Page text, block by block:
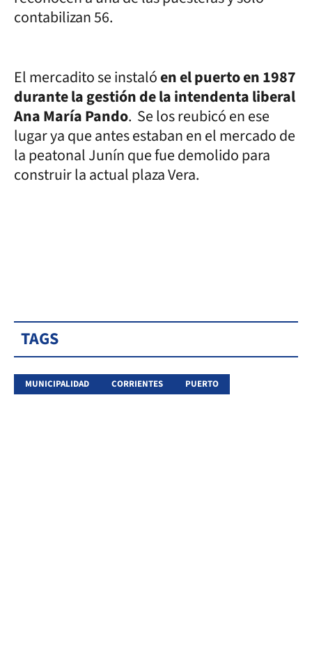
contabilizan 56.
El mercadito se instalóen el puerto en 1987
durante la gestión de la intendenta liberal
Ana María Pando. Se los reubicó en ese
lugar ya que antes estaban en el mercado de
la peatonal Junín que fue demolido para
construir la actual plaza Vera.
TAGS
MUNICIPALIDAD CORRIENTES PUERTO